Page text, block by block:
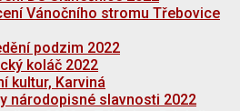
Vánočního stromu Třebovice
podzim 2022
koláč 2022
kultur, Karviná
národopisné slavnosti 2022